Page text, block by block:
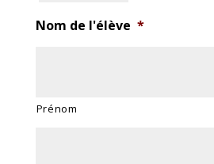
Nom de l'élève *
Prénom